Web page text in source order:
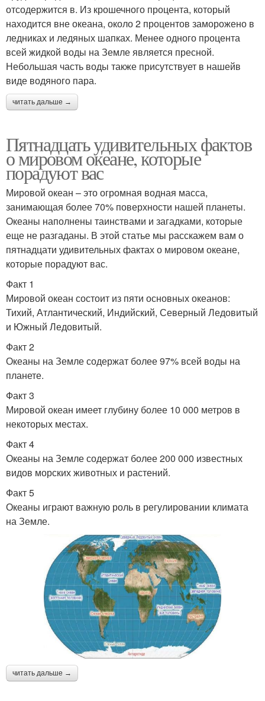
отсодержится в. Из крошечного процента, который
находится вне океана, около 2 процентов заморожено в
ледниках и ледяных шапках. Менее одного процента
всей жидкой воды на Земле является пресной.
Небольшая часть воды также присутствует в нашейв
виде водяного пара.
читать дальше →
Пятнадцать удивительных фактов
о мировом океане, которые
порадуют вас
Мировой океан – это огромная водная масса,
занимающая более 70% поверхности нашей планеты.
Океаны наполнены таинствами и загадками, которые
еще не разгаданы. В этой статье мы расскажем вам о
пятнадцати удивительных фактах о мировом океане,
которые порадуют вас.
Факт 1
Мировой океан состоит из пяти основных океанов:
Тихий, Атлантический, Индийский, Северный Ледовитый
и Южный Ледовитый.
Факт 2
Океаны на Земле содержат более 97% всей воды на
планете.
Факт 3
Мировой океан имеет глубину более 10 000 метров в
некоторых местах.
Факт 4
Океаны на Земле содержат более 200 000 известных
видов морских животных и растений.
Факт 5
Океаны играют важную роль в регулировании климата
на Земле.
читать дальше →